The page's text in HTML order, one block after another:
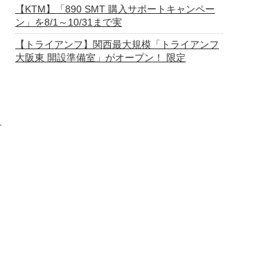
【KTM】「890 SMT 購入サポートキャンペー
ン」を8/1～10/31まで実
【トライアンフ】関西最大規模「トライアンフ
大阪東 開設準備室」がオープン！ 限定